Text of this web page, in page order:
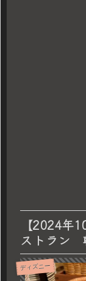
【2024年
ストラン
ディズニー